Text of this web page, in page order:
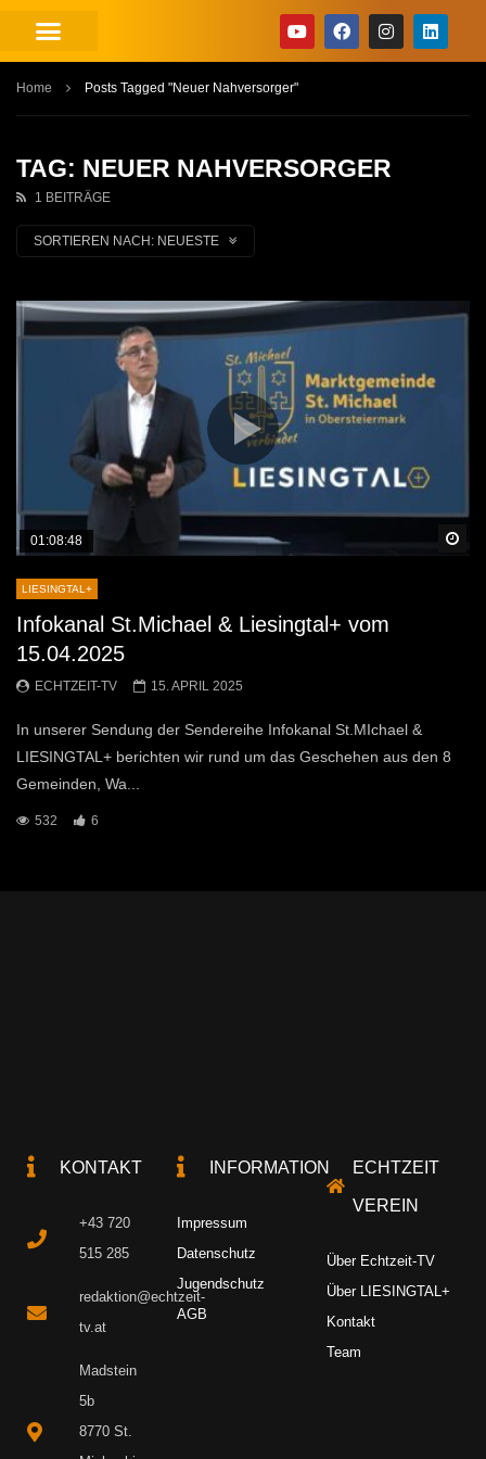
Home Posts Tagged "Neuer Nahversorger"
TAG: NEUER NAHVERSORGER
1 BEITRÄGE
SORTIEREN NACH: NEUESTE
01:08:48
LIESINGTAL+
Infokanal St.Michael & Liesingtal+ vom
15.04.2025
ECHTZEIT-TV 15. APRIL 2025
In unserer Sendung der Sendereihe Infokanal St.MIchael &
LIESINGTAL+ berichten wir rund um das Geschehen aus den 8
Gemeinden, Wa...
532 6
KONTAKT
+43 720
515 285
redaktion@echtzeit-
tv.at
Madstein
5b
8770 St.
INFORMATION
Impressum
Datenschutz
Jugendschutz
AGB
ECHTZEIT
VEREIN
Über Echtzeit-TV
Über LIESINGTAL+
Kontakt
Team